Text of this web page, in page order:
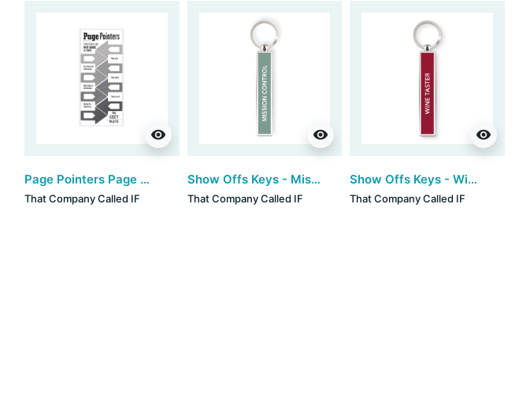
visibility
Page Pointers Page Markers - Grey (set van 6)
That Company Called IF
visibility
Show Offs Keys - Mission Control (set van 3)
That Company Called IF
visibility
Show Offs Keys - Wine Taster (set van 3)
That Company Called IF